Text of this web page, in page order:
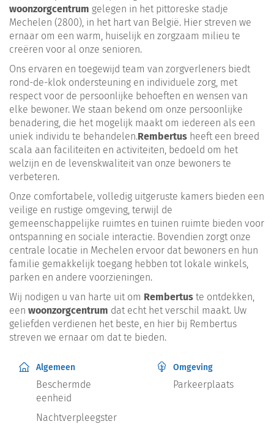
woonzorgcentrum gelegen in het pittoreske stadje
Mechelen (2800), in het hart van België. Hier streven we
ernaar om een warm, huiselijk en zorgzaam milieu te
creëren voor al onze senioren.
Ons ervaren en toegewijd team van zorgverleners biedt
rond-de-klok ondersteuning en individuele zorg, met
respect voor de persoonlijke behoeften en wensen van
elke bewoner. We staan bekend om onze persoonlijke
benadering, die het mogelijk maakt om iedereen als een
uniek individu te behandelen.Rembertus heeft een breed
scala aan faciliteiten en activiteiten, bedoeld om het
welzijn en de levenskwaliteit van onze bewoners te
verbeteren.
Onze comfortabele, volledig uitgeruste kamers bieden een
veilige en rustige omgeving, terwijl de
gemeenschappelijke ruimtes en tuinen ruimte bieden voor
ontspanning en sociale interactie. Bovendien zorgt onze
centrale locatie in Mechelen ervoor dat bewoners en hun
familie gemakkelijk toegang hebben tot lokale winkels,
parken en andere voorzieningen.
Wij nodigen u van harte uit om Rembertus te ontdekken,
een woonzorgcentrum dat echt het verschil maakt. Uw
geliefden verdienen het beste, en hier bij Rembertus
streven we ernaar om dat te bieden.
Algemeen
Beschermde
eenheid
Nachtverpleegster
Omgeving
Parkeerplaats